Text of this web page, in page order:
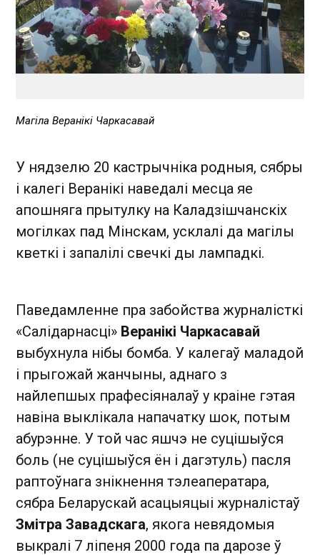
Магіла Веранікі Чаркасавай
У нядзелю 20 кастрычніка родныя, сябры
і калегі Веранікі наведалі месца яе
апошняга прытулку на Каладзішчанскіх
могілках пад Мінскам, усклалі да магілы
кветкі і запалілі свечкі ды лампадкі.
Паведамленне пра забойства журналісткі
«Салідарнасці» Веранікі Чаркасавай
выбухнула нібы бомба. У калегаў маладой
і прыгожай жанчыны, аднаго з
найлепшых прафесіяналаў у краіне гэтая
навіна выклікала напачатку шок, потым
абурэнне. У той час яшчэ не суцішыўся
боль (не суцішыўся ён і дагэтуль) пасля
раптоўнага знікнення тэлеаператара,
сябра Беларускай асацыяцыі журналістаў
Змітра Завадскага, якога невядомыя
выкралі 7 ліпеня 2000 года па дарозе ў